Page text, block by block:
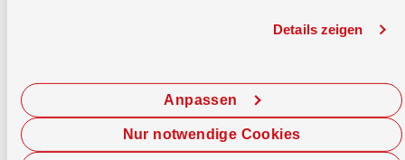
Details zeigen
Anpassen
Nur notwendige Cookies
Jetzt chatten